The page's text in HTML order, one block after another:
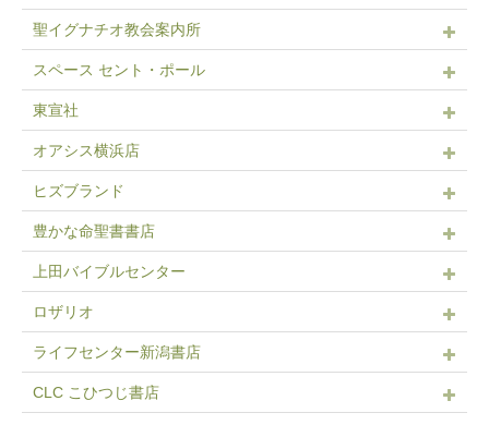
聖イグナチオ教会案内所
スペース セント・ポール
東宣社
オアシス横浜店
ヒズブランド
豊かな命聖書書店
上田バイブルセンター
ロザリオ
ライフセンター新潟書店
CLC こひつじ書店